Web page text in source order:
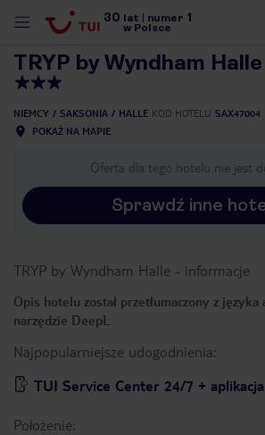
30 lat numer 1
w Polsce
TRYP by Wyndham Halle
NIEMCY SAKSONIA HALLE KOD HOTELU SAX47004
POKAŻ NA MAPIE
Oferta dla tego hotelu nie jest
Sprawdź inne
TRYP by Wyndham Halle - informacje
Opis hotelu został przetłumaczony z
narzędzie DeepL
Najpopularniejsze udogodnienia:
TUI Service Center 24/7 +
Położenie: